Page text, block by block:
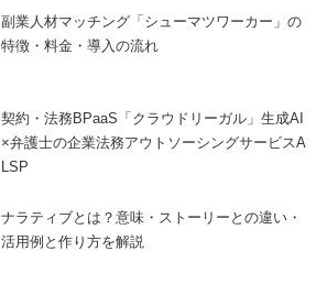
副業人材マッチング「シューマツワーカー」の
特徴・料金・導入の流れ
契約・法務BPaaS「クラウドリーガル」生成AI
×弁護士の企業法務アウトソーシングサービスA
LSP
ナラティブとは？意味・ストーリーとの違い・
活用例と作り方を解説